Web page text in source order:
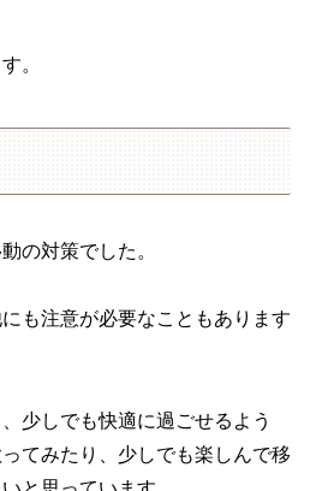
。
の対策でした。
も注意が必要なこともあります
少しでも快適に過ごせるよう
てみたり、少しでも楽しんで移